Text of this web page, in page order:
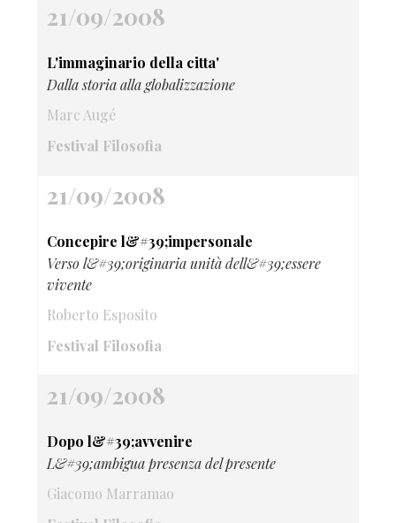
21/09/2008
L'immaginario della citta'
Dalla storia alla globalizzazione
Marc Augé
Festival Filosofia
21/09/2008
Concepire l&#39;impersonale
Verso l&#39;originaria unità dell&#39;essere
vivente
Roberto Esposito
Festival Filosofia
21/09/2008
Dopo l&#39;avvenire
L&#39;ambigua presenza del presente
Giacomo Marramao